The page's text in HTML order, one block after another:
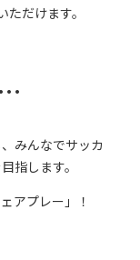
だけます。
みんなでサッカ
指します。
アプレー」！